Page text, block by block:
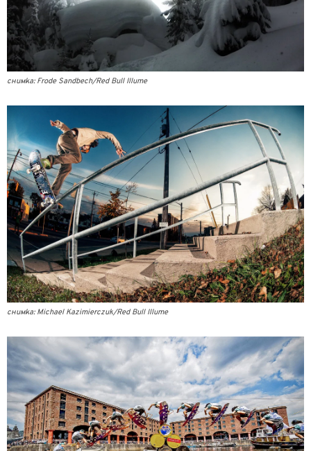
снимка: Frode Sandbech/Red Bull Illume
снимка: Michael Kazimierczuk/Red Bull Illume